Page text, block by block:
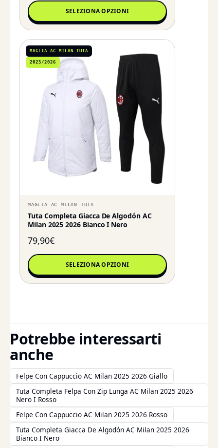
SELEZIONA OPZIONI
MAGLIA AC MILAN TUTA
2025/2026
MAGLIA AC MILAN TUTA
Tuta Completa Giacca De Algodón AC
Milan 2025 2026 Bianco I Nero
79,90€
SELEZIONA OPZIONI
Potrebbe interessarti
anche
Felpe Con Cappuccio AC Milan 2025 2026 Giallo
Tuta Completa Felpa Con Zip Lunga AC Milan 2025 2026
Nero I Rosso
Felpe Con Cappuccio AC Milan 2025 2026 Rosso
Tuta Completa Giacca De Algodón AC Milan 2025 2026
Bianco I Nero